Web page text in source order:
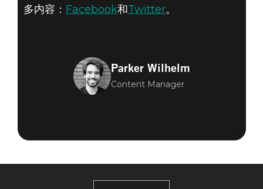
多内容： Facebook和Twitter。
Parker Wilhelm
Content Manager